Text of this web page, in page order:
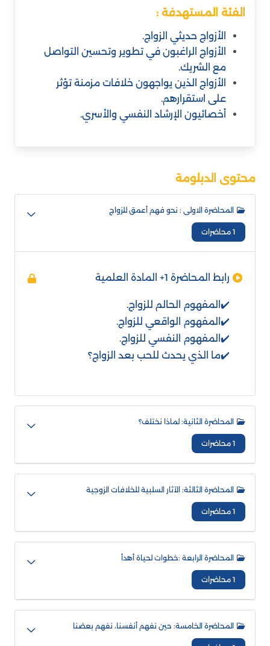
الفئة المستهدفة :
الأزواج حديثي الزواج.
الأزواج الراغبون في تطوير وتحسين التواصل
مع الشريك.
الأزواج الذين يواجهون خلافات مزمنة تؤثر
على استقرارهم.
أخصائيون الإرشاد النفسي والأسري.
محتوى الدبلومة
المحاضرة الاولى : نحو فهم أعمق للزواج
1 محاضرات
رابط المحاضرة 1+ المادة العلمية
✔️المفهوم الحالم للزواج.
✔️المفهوم الواقعي للزواج.
✔️المفهوم النفسي للزواج.
✔️ما الذي يحدث للحب بعد الزواج؟
المحاضرة الثانية: لماذا نختلف؟
1 محاضرات
المحاضرة الثالثة: الآثار السلبية للخلافات الزوجية
1 محاضرات
المحاضرة الرابعة :خطوات لحياة أهدأ
1 محاضرات
المحاضرة الخامسة: حين نفهم أنفسنا، نفهم بعضنا